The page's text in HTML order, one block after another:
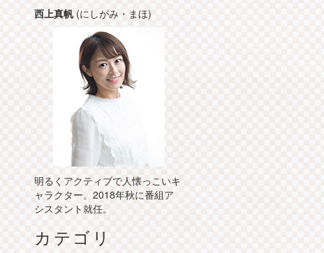
西上真帆(にしがみ・まほ)
明るくアクティブで人懐っこいキ
ャラクター。2018年秋に番組ア
シスタント就任。
カテゴリ